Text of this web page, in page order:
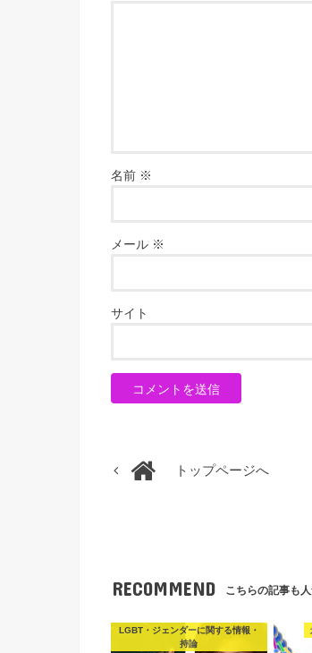
名前 ※
メール ※
サイト
トップページへ
RECOMMEND こちらの記事も人
LGBT・ジェンダーに関する情報・
持論